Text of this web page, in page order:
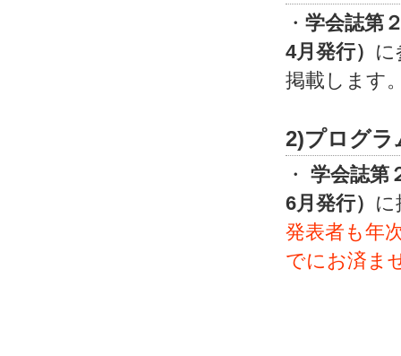
・ 学会誌第
4月発行）
に
掲載します
2)プログラ
・ 学会誌第
6月発行）
に
発表者も年
でにお済ま